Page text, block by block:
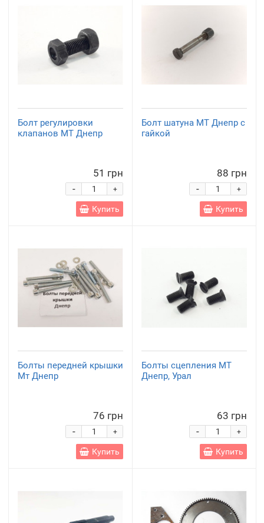
Болт регулировки
клапанов МТ Днепр
51 грн
+
-
Купить
Болт шатуна МТ Днепр с
гайкой
88 грн
+
-
Купить
Болты передней крышки
Мт Днепр
76 грн
+
-
Купить
Болты сцепления МТ
Днепр, Урал
63 грн
+
-
Купить